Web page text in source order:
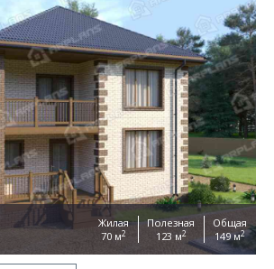
Жилая
70 м2
Полезная
123 м2
Общая
149 м2